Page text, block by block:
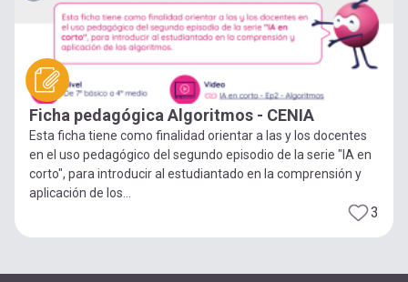
Ficha pedagógica Algoritmos - CENIA
Esta ficha tiene como finalidad orientar a las y los docentes
en el uso pedagógico del segundo episodio de la serie "IA en
corto", para introducir al estudiantado en la comprensión y
aplicación de los...
3